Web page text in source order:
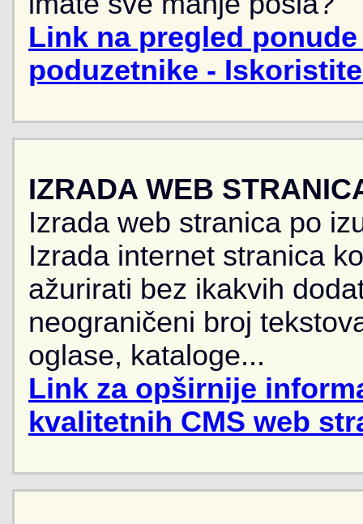
Link na pregled
poduzetnike -
IZRADA WEB
Izrada web stranica po
Izrada internet stranica
ažurirati bez ikakvih
neograničeni broj
oglase, kataloge...
Link za opširnije
kvalitetnih CMS web